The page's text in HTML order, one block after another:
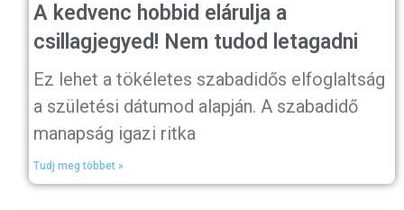
A kedvenc hobbid elárulja a
csillagjegyed! Nem tudod letagadni
Ez lehet a tökéletes szabadidős elfoglaltság
a születési dátumod alapján. A szabadidő
manapság igazi ritka
Tudj meg többet »